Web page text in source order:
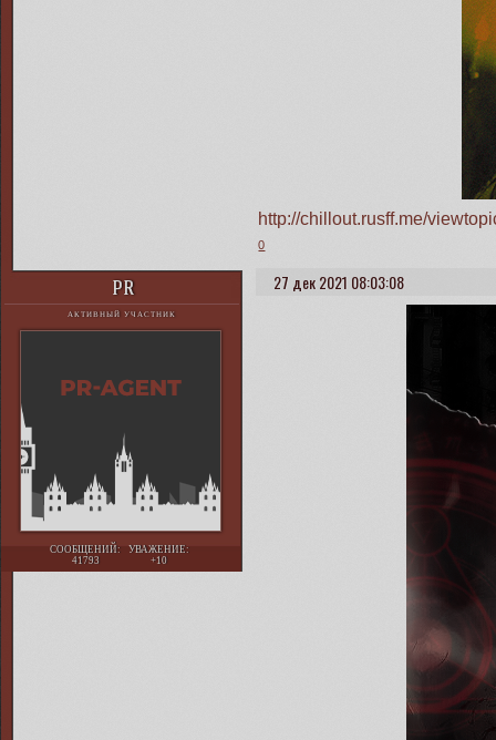
http://chillout.rusff.me/
0
27 дек 2021 08:03:08
PR
АКТИВНЫЙ УЧАСТНИК
СООБЩЕНИЙ:
41793
УВАЖЕНИЕ:
+10